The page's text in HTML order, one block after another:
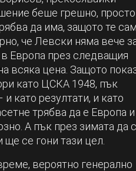
беше грешно, просто
да има, защото те
че Левски няма вече
Европа през следващия
всяка цена. Защото
като ЦСКА 1948, пък
като резултати, и като
трябва да е Европа и
А пък през зимата да
се гони тази цел.
вероятно генерално